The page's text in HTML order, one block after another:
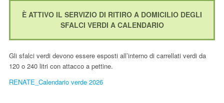
È ATTIVO IL SERVIZIO DI RITIRO A DOMICILIO DEGLI
SFALCI VERDI A CALENDARIO
Gli sfalci verdi devono essere esposti all’interno di carrellati verdi da
120 o 240 litri con attacco a pettine.
RENATE_Calendario verde 2026